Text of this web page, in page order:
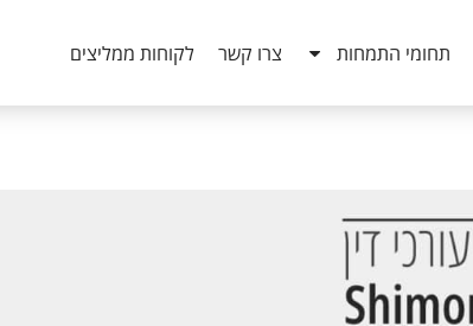
תחומי התמחות צרו קשר לקוחות ממליצים